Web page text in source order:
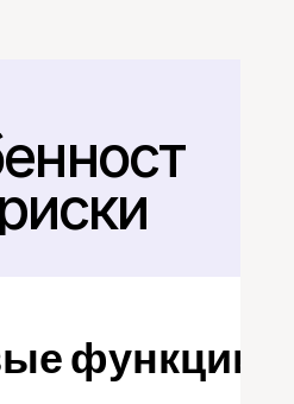
Назад
функции